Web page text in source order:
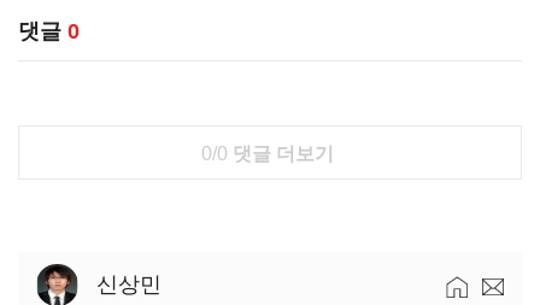
댓글 0
0/0 댓글 더보기
신상민